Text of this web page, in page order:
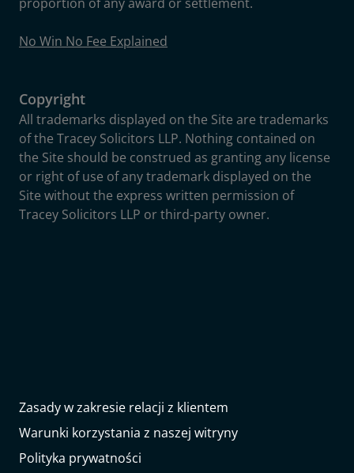
No Win No Fee Explained
Copyright
All trademarks displayed on the Site are trademarks
of the Tracey Solicitors LLP. Nothing contained on
the Site should be construed as granting any license
or right of use of any trademark displayed on the
Site without the express written permission of
Tracey Solicitors LLP or third-party owner.
Zasady w zakresie relacji z klientem
Warunki korzystania z naszej witryny
Polityka prywatności